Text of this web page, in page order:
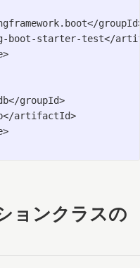
boot-starter-test</
groupId>
artifactId>
ョンクラスの